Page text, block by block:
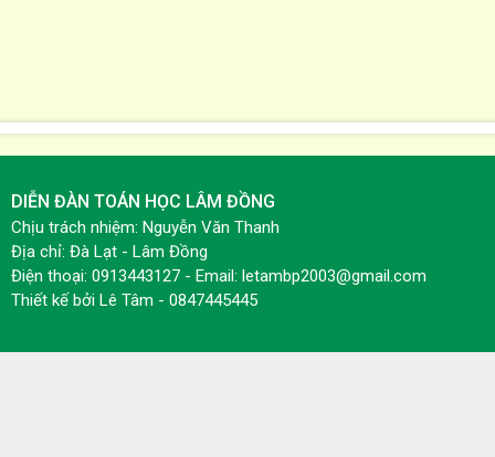
DIỄN ĐÀN TOÁN HỌC LÂM ĐỒNG
Chịu trách nhiệm: Nguyễn Văn Thanh
Địa chỉ: Đà Lạt - Lâm Đồng
Điện thoại: 0913443127 - Email: letambp2003@gmail.com
Thiết kế bởi Lê Tâm - 0847445445